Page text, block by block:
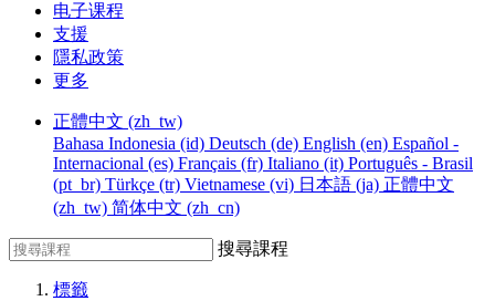
电子课程
支援
隱私政策
更多
正體中文 ‎(zh_tw)‎
Bahasa Indonesia ‎(id)‎ Deutsch ‎(de)‎ English ‎(en)‎ Español -
Internacional ‎(es)‎ Français ‎(fr)‎ Italiano ‎(it)‎ Português - Brasil
‎(pt_br)‎ Türkçe ‎(tr)‎ Vietnamese ‎(vi)‎ 日本語 ‎(ja)‎ 正體中文
‎(zh_tw)‎ 简体中文 ‎(zh_cn)‎
搜尋課程
標籤